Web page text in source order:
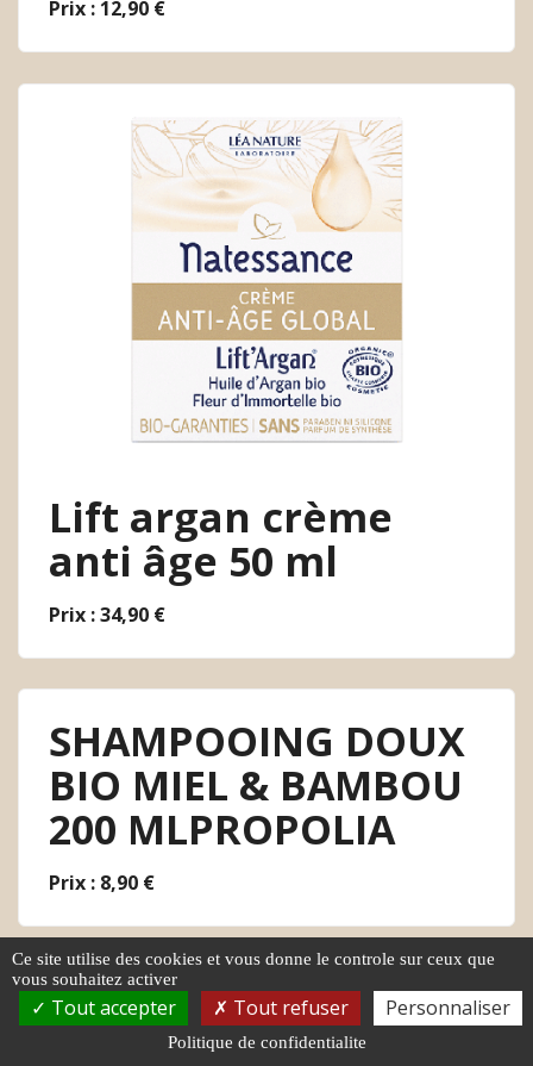
Prix : 12,90 €
Lift argan crème
anti âge 50 ml
Prix : 34,90 €
SHAMPOOING DOUX
BIO MIEL & BAMBOU
200 MLPROPOLIA
Prix : 8,90 €
SHAMPOOING DOUX
BIO MIEL & BAMBOU
Ce site utilise des cookies et vous donne le controle sur ceux que
vous souhaitez activer
Tout accepter Tout refuser Personnaliser
Politique de confidentialite